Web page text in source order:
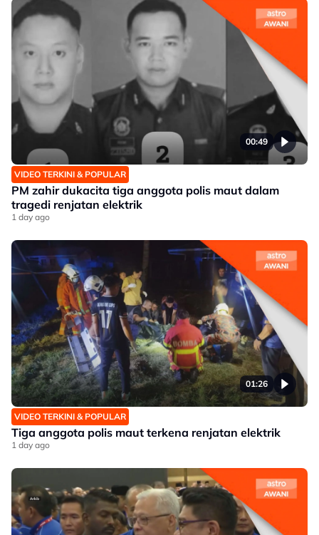
00:49
VIDEO TERKINI & POPULAR
PM zahir dukacita tiga anggota polis maut dalam
tragedi renjatan elektrik
1 day ago
01:26
VIDEO TERKINI & POPULAR
Tiga anggota polis maut terkena renjatan elektrik
1 day ago